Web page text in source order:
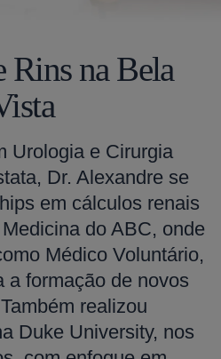
Rins na Bela
Urologia e Cirurgia
Dr. Alexandre se
em cálculos renais
do ABC, onde
Médico Voluntário,
a formação de novos
realizou
Duke University, nos